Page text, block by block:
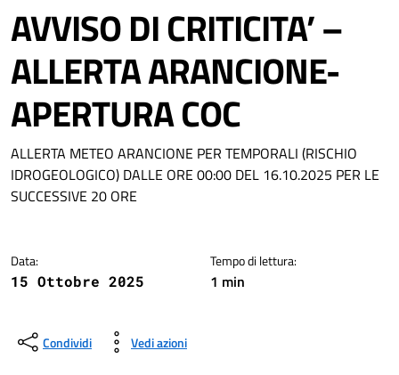
AVVISO DI CRITICITA’ –
ALLERTA ARANCIONE-
APERTURA COC
Dettagli della notizia
ALLERTA METEO ARANCIONE PER TEMPORALI (RISCHIO
IDROGEOLOGICO) DALLE ORE 00:00 DEL 16.10.2025 PER LE
SUCCESSIVE 20 ORE
Data:
15 Ottobre 2025
Tempo di lettura:
1 min
Condividi Vedi azioni